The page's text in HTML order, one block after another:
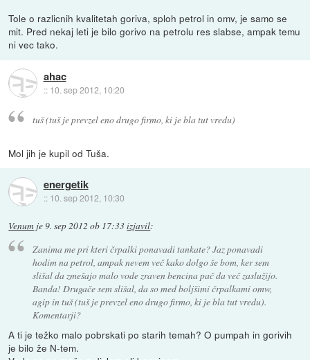
Tole o razlicnih kvalitetah goriva, sploh petrol in omv, je samo se
mit. Pred nekaj leti je bilo gorivo na petrolu res slabse, ampak temu
ni vec tako.
ahac
:: 10. sep 2012, 10:20
tuš (tuš je prevzel eno drugo firmo, ki je bla tut vredu)
Mol jih je kupil od Tuša.
energetik
:: 10. sep 2012, 10:30
Venum je9. sep 2012 ob 17:33izjavil:
Zanima me pri kteri črpalki ponavadi tankate? Jaz ponavadi
hodim na petrol, ampak nevem več kako dolgo še bom, ker sem
slišal da zmešajo malo vode zraven bencina pač da več zaslužijo.
Banda! Drugače sem slišal, da so med boljšimi črpalkami omw,
agip in tuš (tuš je prevzel eno drugo firmo, ki je bla tut vredu).
Komentarji?
A ti je težko malo pobrskati po starih temah? O pumpah in gorivih
je bilo že N-tem.